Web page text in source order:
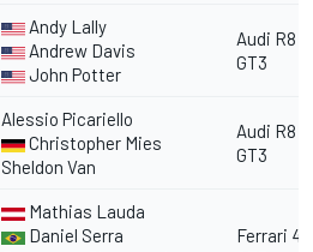
Andy Lally
Andrew Davis
John Potter
Audi R8
GT3
Alessio Picariello
Christopher Mies
Sheldon Van
Audi R8
GT3
Mathias Lauda
Daniel Serra
Ferrari